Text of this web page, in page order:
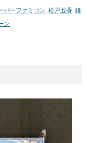
パーファミコン, 松戸五香, 鎌
ン